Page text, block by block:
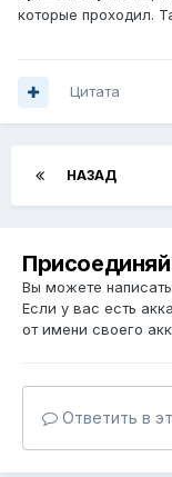
которые проходил.
Цитата
НАЗАД
Вы можете
Если у вас есть
от имени своего
Ответить в